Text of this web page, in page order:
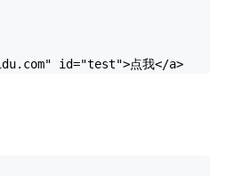
id="test">点我</a>